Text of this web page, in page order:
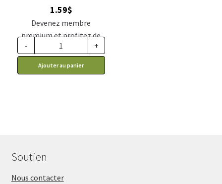
1.59$
Devenez membre
premium et profitez de
ce prix rabais : 1.31$ CA
- +
Ajouter au panier
Soutien
Nous contacter